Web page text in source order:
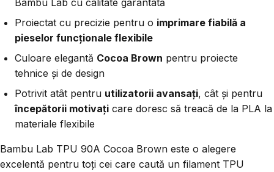
Proiectat cu precizie pentru o imprimare fiabilă a
pieselor funcționale flexibile
Culoare elegantă Cocoa Brown pentru proiecte
tehnice și de design
Potrivit atât pentru utilizatorii avansați, cât și pentru
începătorii motivați care doresc să treacă de la PLA la
materiale flexibile
Bambu Lab TPU 90A Cocoa Brown este o alegere
excelentă pentru toți cei care caută un filament TPU